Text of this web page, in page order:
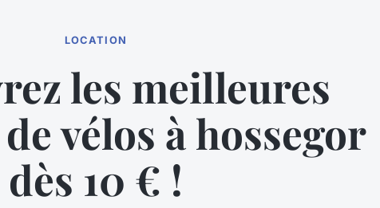
LOCATION
les meilleures
vélos à hossegor
dès 10 € !